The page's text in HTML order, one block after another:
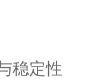
定性